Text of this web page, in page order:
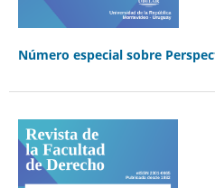
Número especial sobre